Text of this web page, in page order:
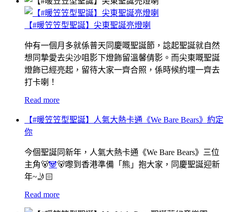
【#暖笠笠型聖誕】尖東聖誕亮燈喇
仲有一個月多就係普天同慶嘅聖誕節，諗起聖誕就自然
想同摯愛去尖沙咀影下燈飾留溫馨倩影。而尖東嘅聖誕
燈飾已經亮起，留待大家一齊合照，係時候約埋一齊去
打卡喇！
Read more
【#暖笠笠型聖誕】人氣大熱卡通《We Bare Bears》約定
你
今個聖誕同新年，人氣大熱卡通《We Bare Bears》三位
主角🐻🐼🐻嚟到香港準備「熊」抱大家，同慶聖誕迎新
年~🤳🏻
Read more